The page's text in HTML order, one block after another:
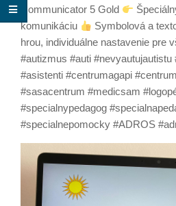
Communicator 5 Gold
komunikáciu
Symbolová a
hrou, individuálne nastavenie pre
#autizmus #auti #nevyautujautistu
#asistenti #centrumagapi
#sasacentrum #medicsam
#specialnypedagog
#specialnepomocky #ADROS